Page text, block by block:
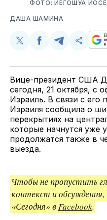
ФОТО: ИЕГОШУА
ДАША ШАМИНА
Поделиться
Twitter
Поделиться
Facebook
Поделиться
Telegram
ссылкой
Вице-президент США
сегодня, 21 октября, с
Израиль. В связи с его
Израиля сообщила о
перекрытиях на
которые начнутся уже
продолжатся также в
выезда.
Чтобы не пропустить
контекст и обсуждения,
«Сегодня» вFacebook.